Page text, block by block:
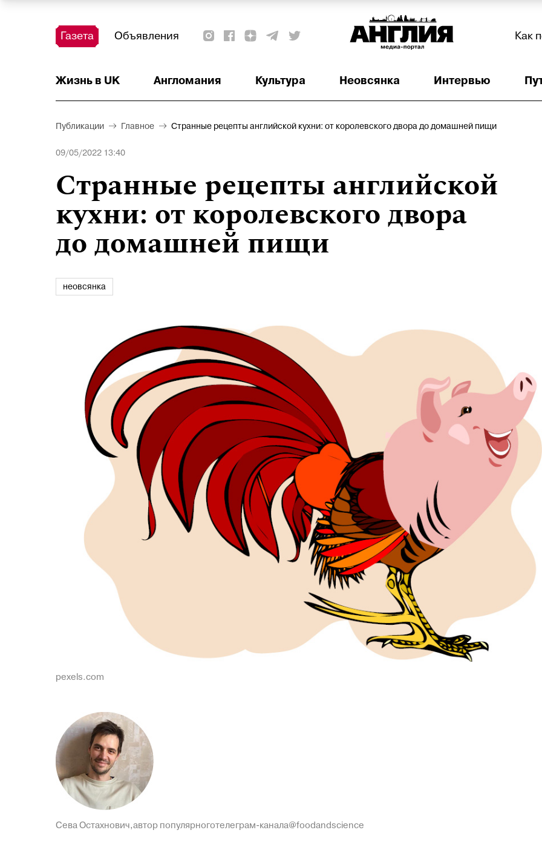
Газета Объявления Как
Жизнь в UK Англомания Культура Неовсянка Интервью
Тест
Красота и здоровье
Ваше право
Актуально
Аналитика
Читать!
Недвижимость
Наши на острове
Наши на старте
Афиша
Детское
Образование
Деньги
Публикации Главное Странные рецепты английской кухни: от королевского двора до домашней пищи
09/05/2022 13:40
Странные рецепты английской
кухни: от королевского двора
до домашней пищи
неовсянка
pexels.com
Сева Остахнович,автор популярноготелеграм-канала@foodandscience